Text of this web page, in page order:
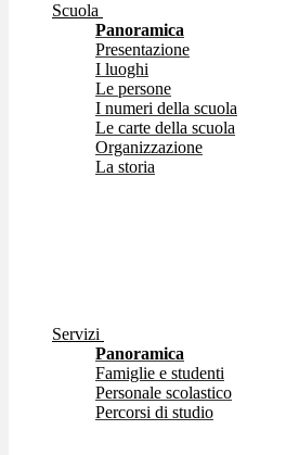
Scuola
Panoramica
Presentazione
I luoghi
Le persone
I numeri della scuola
Le carte della scuola
Organizzazione
La storia
Servizi
Panoramica
Famiglie e studenti
Personale scolastico
Percorsi di studio